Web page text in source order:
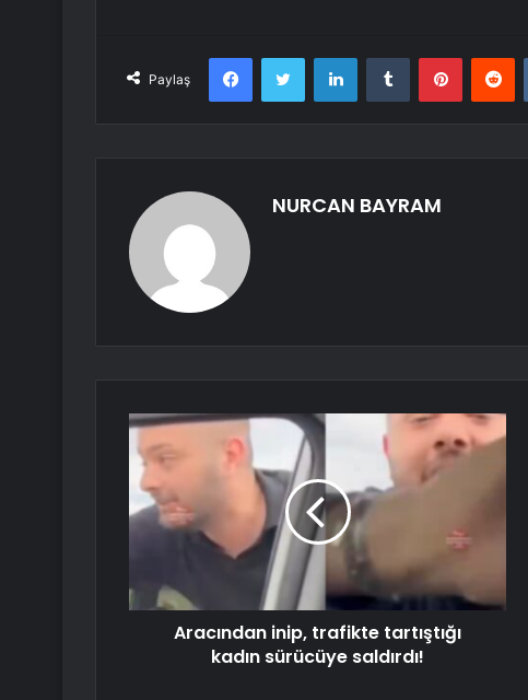
Paylaş
FacebookTwitter LinkedInTumblr Pinterest
NURCAN BAYRAM
Aracından inip, trafikte tartıştığı
kadın sürücüye saldırdı!